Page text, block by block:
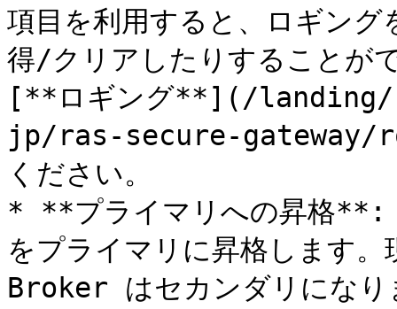
項目を利用すると、ロギン
得/クリアしたりすることが
[**ロギング**](/
jp/ras-secure-gateway/
ください。
* **プライマリへの昇格
をプライマリに昇格します
Broker はセカンダリになり